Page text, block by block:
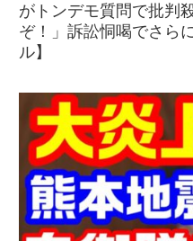
がトンデモ質問で批判
ぞ！」訴訟恫喝でさら
ル】